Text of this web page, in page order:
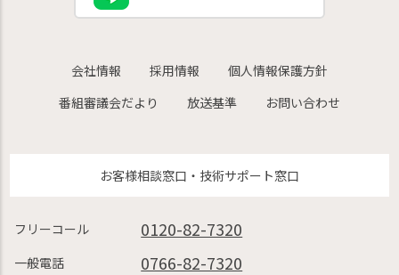
会社情報 採用情報
個人情報保護方針
番組審議会だより
放送基準 お問い合わせ
お客様相談窓口・技術サポート窓口
フリーコール 0120-82-7320
一般電話 0766-82-7320